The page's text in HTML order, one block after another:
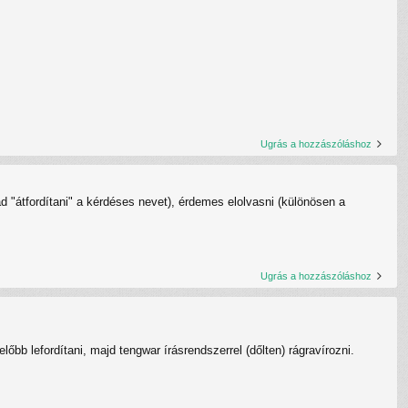
Ugrás a hozzászóláshoz
a kérdéses nevet), érdemes elolvasni (különösen a
Ugrás a hozzászóláshoz
lefordítani, majd tengwar írásrendszerrel (dőlten) rágravírozni.